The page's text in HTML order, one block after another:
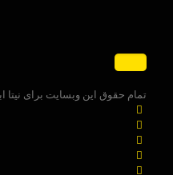
تمام حقوق این وبسایت برای